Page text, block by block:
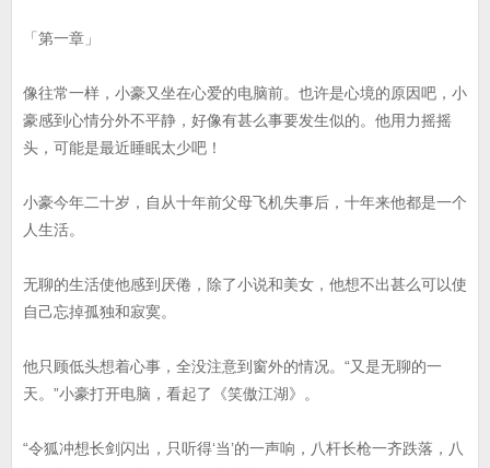
「第一章」
像往常一样，小豪又坐在心爱的电脑前。也许是心境的原因吧，小
豪感到心情分外不平静，好像有甚么事要发生似的。他用力摇摇
头，可能是最近睡眠太少吧！
小豪今年二十岁，自从十年前父母飞机失事后，十年来他都是一个
人生活。
无聊的生活使他感到厌倦，除了小说和美女，他想不出甚么可以使
自己忘掉孤独和寂寞。
他只顾低头想着心事，全没注意到窗外的情况。“又是无聊的一
天。”小豪打开电脑，看起了《笑傲江湖》。
“令狐冲想长剑闪出，只听得‘当’的一声响，八杆长枪一齐跌落，八